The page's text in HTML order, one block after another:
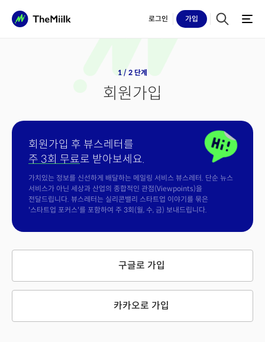
로그인 가입
1 / 2 단계
회원가입
회원가입 후 뷰스레터를
주 3회 무료로 받아보세요.
가치있는 정보를 신선하게 배달하는 메일링 서비스 뷰스레터. 단순 뉴스
서비스가 아닌 세상과 산업의 종합적인 관점(Viewpoints)을
전달드립니다. 뷰스레터는 실리콘밸리 스타트업 이야기를 묶은
'스타트업 포커스'를 포함하여 주 3회(월, 수, 금) 보내드립니다.
구글로 가입
카카오로 가입